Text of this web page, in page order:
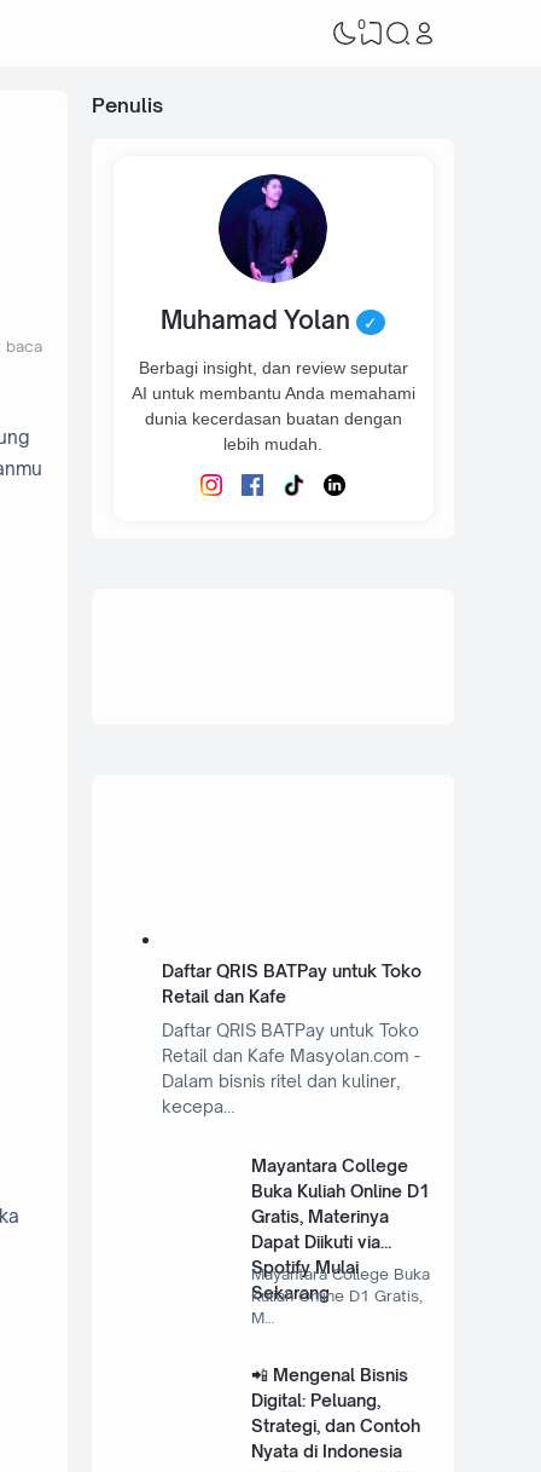
0
baca
Penulis
Muhamad Yolan ✓
Berbagi insight, dan review seputar
AI untuk membantu Anda memahami
dunia kecerdasan buatan dengan
lebih mudah.
Daftar QRIS BATPay untuk Toko
Retail dan Kafe
Daftar QRIS BATPay untuk Toko
Retail dan Kafe Masyolan.com -
Dalam bisnis ritel dan kuliner,
kecepa…
Mayantara College
Buka Kuliah Online D1
Gratis, Materinya
Dapat Diikuti via
Spotify Mulai
Sekarang
Mayantara College Buka
Kuliah Online D1 Gratis,
M…
📲 Mengenal Bisnis
Digital: Peluang,
Strategi, dan Contoh
Nyata di Indonesia